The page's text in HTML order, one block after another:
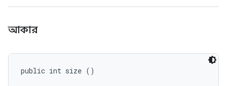
আকার
public int size ()